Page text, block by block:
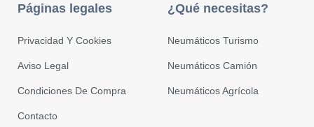
Páginas legales
Privacidad Y Cookies
Aviso Legal
Condiciones De Compra
Contacto
¿Qué necesitas?
Neumáticos Turismo
Neumáticos Camión
Neumáticos Agrícola